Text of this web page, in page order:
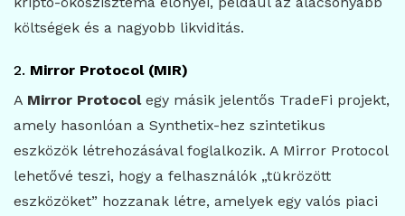
költségek és a nagyobb likviditás.
2. Mirror Protocol (MIR)
A Mirror Protocolegy másik jelentős TradeFi projekt,
amely hasonlóan a Synthetix-hez szintetikus
eszközök létrehozásával foglalkozik. A Mirror Protocol
lehetővé teszi, hogy a felhasználók „tükrözött
eszközöket” hozzanak létre, amelyek egy valós piaci